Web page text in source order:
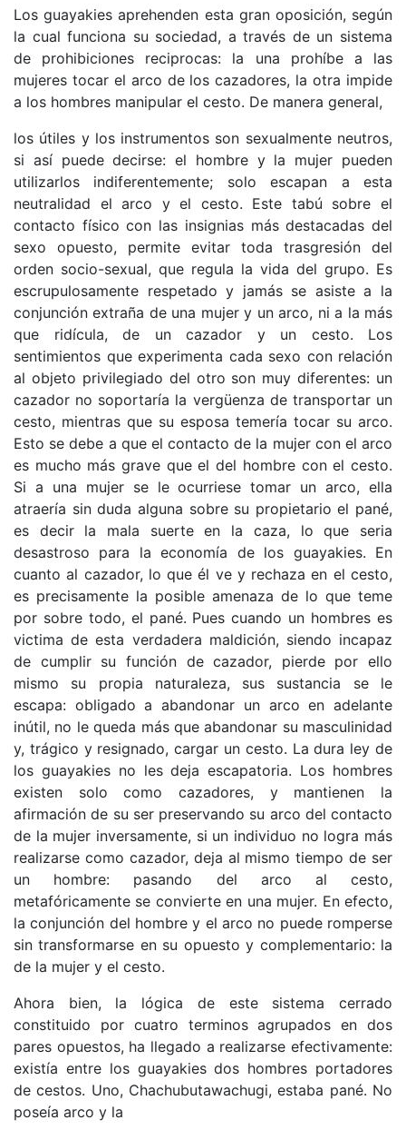
Los guayakies aprehenden esta gran oposición, según
la cual funciona su sociedad, a través de un sistema
de prohibiciones reciprocas: la una prohíbe a las
mujeres tocar el arco de los cazadores, la otra impide
a los hombres manipular el cesto. De manera general,
los útiles y los instrumentos son sexualmente neutros,
si así puede decirse: el hombre y la mujer pueden
utilizarlos indiferentemente; solo escapan a esta
neutralidad el arco y el cesto. Este tabú sobre el
contacto físico con las insignias más destacadas del
sexo opuesto, permite evitar toda trasgresión del
orden socio-sexual, que regula la vida del grupo. Es
escrupulosamente respetado y jamás se asiste a la
conjunción extraña de una mujer y un arco, ni a la más
que ridícula, de un cazador y un cesto. Los
sentimientos que experimenta cada sexo con relación
al objeto privilegiado del otro son muy diferentes: un
cazador no soportaría la vergüenza de transportar un
cesto, mientras que su esposa temería tocar su arco.
Esto se debe a que el contacto de la mujer con el arco
es mucho más grave que el del hombre con el cesto.
Si a una mujer se le ocurriese tomar un arco, ella
atraería sin duda alguna sobre su propietario el pané,
es decir la mala suerte en la caza, lo que seria
desastroso para la economía de los guayakies. En
cuanto al cazador, lo que él ve y rechaza en el cesto,
es precisamente la posible amenaza de lo que teme
por sobre todo, el pané. Pues cuando un hombres es
victima de esta verdadera maldición, siendo incapaz
de cumplir su función de cazador, pierde por ello
mismo su propia naturaleza, sus sustancia se le
escapa: obligado a abandonar un arco en adelante
inútil, no le queda más que abandonar su masculinidad
y, trágico y resignado, cargar un cesto. La dura ley de
los guayakies no les deja escapatoria. Los hombres
existen solo como cazadores, y mantienen la
afirmación de su ser preservando su arco del contacto
de la mujer inversamente, si un individuo no logra más
realizarse como cazador, deja al mismo tiempo de ser
un hombre: pasando del arco al cesto,
metafóricamente se convierte en una mujer. En efecto,
la conjunción del hombre y el arco no puede romperse
sin transformarse en su opuesto y complementario: la
de la mujer y el cesto.
Ahora bien, la lógica de este sistema cerrado
constituido por cuatro terminos agrupados en dos
pares opuestos, ha llegado a realizarse efectivamente:
existía entre los guayakies dos hombres portadores
de cestos. Uno, Chachubutawachugi, estaba pané. No
poseía arco y la